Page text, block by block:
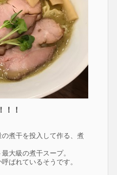
！！
煮干を投入して作る、煮
大級の煮干スープ。
呼ばれているそうです。